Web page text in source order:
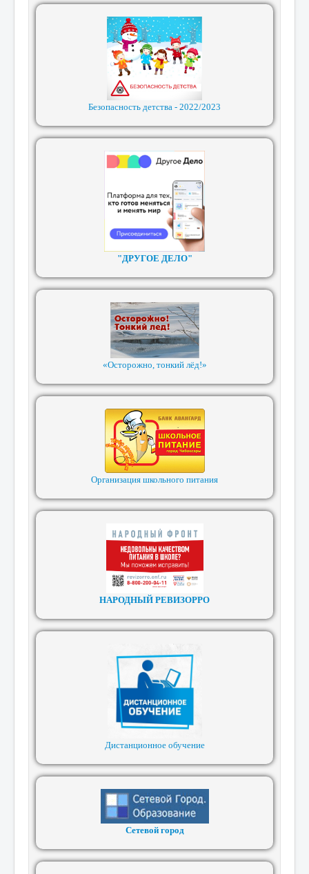
Безопасность детства - 2022/2023
"ДРУГОЕ ДЕЛО"
«Осторожно, тонкий лёд!»
Организация школьного питания
НАРОДНЫЙ РЕВИЗОРРО
Дистанционное обучение
Сетевой город